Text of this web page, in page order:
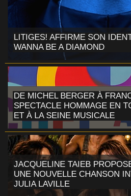
LITIGES! AFFIRME SON
WANNA BE A DIAMOND
DE MICHEL BERGER À
SPECTACLE HOMMAGE EN
ET À LA SEINE MUSICALE
JACQUELINE TAIEB
UNE NOUVELLE CHANSON
JULIA LAVILLE